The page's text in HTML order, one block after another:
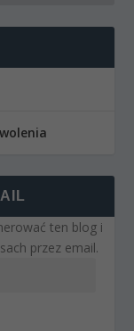
ten blog i
przez email.